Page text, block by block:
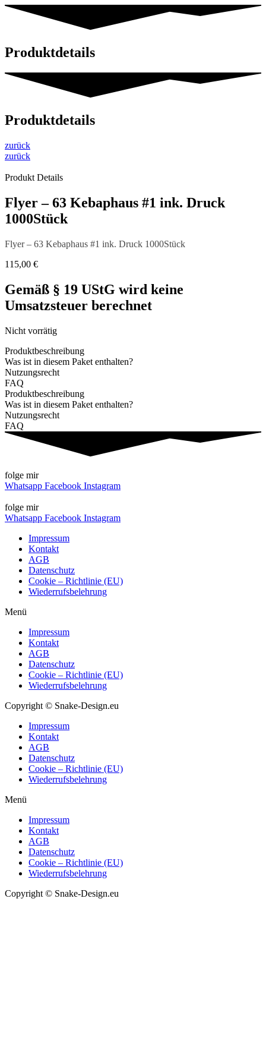
Produktdetails
Produktdetails
zurück
zurück
Produkt Details
Flyer – 63 Kebaphaus #1 ink. Druck
1000Stück
Flyer – 63 Kebaphaus #1 ink. Druck 1000Stück
115,00 €
Gemäß § 19 UStG wird keine
Umsatzsteuer berechnet​
Nicht vorrätig
Produktbeschreibung
Was ist in diesem Paket enthalten?
Nutzungsrecht
FAQ
Produktbeschreibung
Was ist in diesem Paket enthalten?
Nutzungsrecht
FAQ
folge mir
Whatsapp Facebook Instagram
folge mir
Whatsapp Facebook Instagram
Impressum
Kontakt
AGB
Datenschutz
Cookie – Richtlinie (EU)
Wiederrufsbelehrung
Menü
Impressum
Kontakt
AGB
Datenschutz
Cookie – Richtlinie (EU)
Wiederrufsbelehrung
Copyright © Snake-Design.eu
Impressum
Kontakt
AGB
Datenschutz
Cookie – Richtlinie (EU)
Wiederrufsbelehrung
Menü
Impressum
Kontakt
AGB
Datenschutz
Cookie – Richtlinie (EU)
Wiederrufsbelehrung
Copyright © Snake-Design.eu